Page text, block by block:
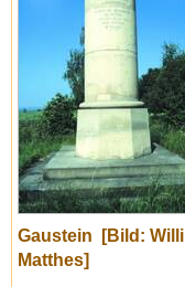
Gaustein
[Bild: Willi
Matthes]